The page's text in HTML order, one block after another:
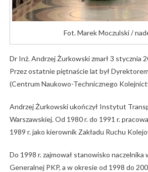
Fot. Marek Moczulski /
Dr Inż. Andrzej Żurkowski zmarł 3 stycznia
Przez ostatnie piętnaście lat był
(Centrum Naukowo-Technicznego
Andrzej Żurkowski ukończył Instytut
Warszawskiej. Od 1980 r. do 1991 r.
1989 r. jako kierownik Zakładu Ruchu
Do 1998 r. zajmował stanowisko naczelnika
Generalnej PKP, a w okresie od 1998 do